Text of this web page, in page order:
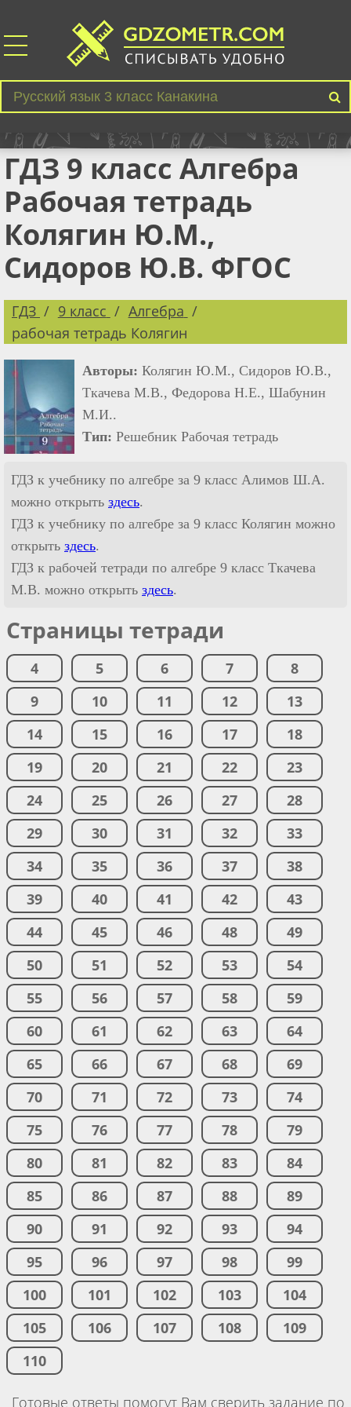
ГДЗ 9 класс Алгебра
Рабочая тетрадь
Колягин Ю.М.,
Сидоров Ю.В. ФГОС
ГДЗ 9 класс
Алгебра
рабочая тетрадь Колягин
Авторы: Колягин Ю.М., Сидоров Ю.В.,
Ткачева М.В., Федорова Н.Е., Шабунин
М.И..
Тип: Решебник Рабочая тетрадь
ГДЗ к учебнику по алгебре за 9 класс Алимов Ш.А.
можно открыть здесь.
ГДЗ к учебнику по алгебре за 9 класс Колягин можно
открыть здесь.
ГДЗ к рабочей тетради по алгебре 9 класс Ткачева
М.В. можно открыть здесь.
Страницы тетради
4 5 6 7
8
9
10 11 12
13
14
15 16 17
18
19
20 21 22
23
24
25 26 27
28
29
30 31 32
33
34
35 36 37
38
39
40 41 42
43
44
45 46 48
49
50
51 52 53
54
55
56 57 58
59
60
61 62 63
64
65
66 67 68
69
70
71 72 73
74
75
76 77 78
79
80
81 82 83
84
85
86 87 88
89
90
91 92 93
94
95
96 97 98
99
100
101 102 103
104
105
106 107 108
109
110
Готовые ответы помогут Вам сверить задание по